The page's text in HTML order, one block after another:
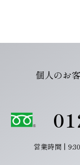
個人のお
営業時間 |